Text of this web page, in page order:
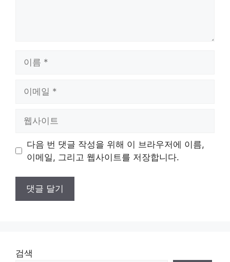
트
다음 번 댓글 작성을 위해 이 브라우저에 이름,
이메일, 그리고 웹사이트를 저장합니다.
검색